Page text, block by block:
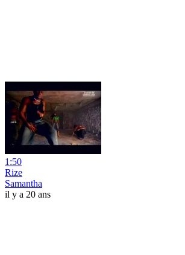
1:50
Rize
Samantha
il y a 20 ans